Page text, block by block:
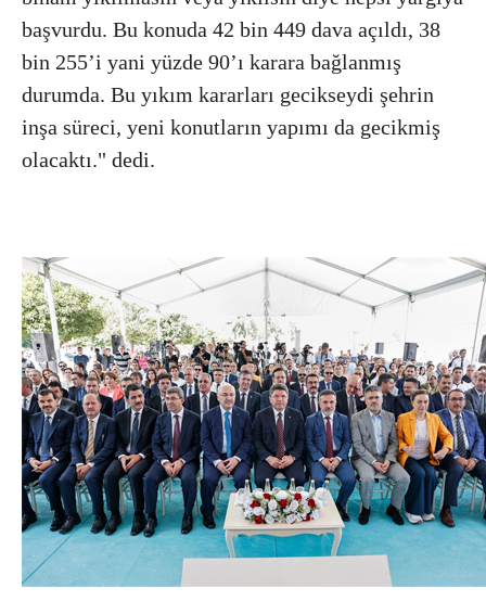
başvurdu. Bu konuda 42 bin 449 dava açıldı, 38
bin 255’i yani yüzde 90’ı karara bağlanmış
durumda. Bu yıkım kararları gecikseydi şehrin
inşa süreci, yeni konutların yapımı da gecikmiş
olacaktı." dedi.